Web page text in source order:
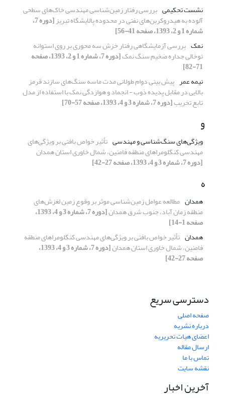
نشست تحکیمی بررسی رفتار زمین‌شناسی مهندسی خاک‌های سطحی
آلوده به هیدروکربن‌های نفتی در محدوده پالایشگاه تبریز [دوره 7،
شماره 1 و 2، 1393، صفحه 41-56]
نمک بررسی آزمایشگاهی رفتار خزش سه محوری بر روی استوانه
توخالی جداره ضخیم سنگ نمک [دوره 7، شماره 1 و 2، 1393، صفحه
71-82]
نیمه عمر پیش بینی دوام طولانی مدت ماسه سنگ‌های سازند قرمز
بالایی در مقابل پدیده ذوب - انجماد و هوازدگی نمک با استفاده از مدل
تابع تخریب[دوره 7، شماره 3 و 4، 1393، صفحه 57-70]
و
ویژگی‌های سنگ‌شناسی و مهندسی تأثیر خواص بافتی بر ویژگی‌های
مهندسی کنگلومراهای منطقه فامنین، شمال خاوری استان همدان
[دوره 7، شماره 3 و 4، 1393، صفحه 27-42]
ه
همدان مطالعه عوامل زمین‌شناسی موثر بر وقوع زمین لغزش‌های
منطقه زمان آباد، جنوب شرق همدان [دوره 7، شماره 3 و 4، 1393،
صفحه 1-14]
همدان تأثیر خواص بافتی بر ویژگی‌های مهندسی کنگلومراهای منطقه
فامنین، شمال خاوری استان همدان [دوره 7، شماره 3 و 4، 1393،
صفحه 27-42]
دسترسی سریع
صفحه اصلی
درباره نشریه
اعضای هیات تحریریه
ارسال مقاله
تماس با ما
نقشه سایت
آخرین اخبار